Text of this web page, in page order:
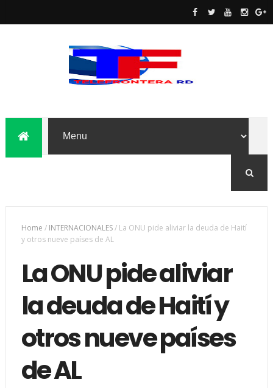
Home / INTERNACIONALES/ La ONU pide aliviar la deuda de Haití
y otros nueve países de AL
La ONU pide aliviar
la deuda de Haití y
otros nueve países
de AL